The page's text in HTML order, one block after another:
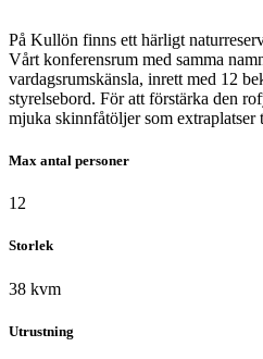
På Kullön finns ett härligt
Vårt konferensrum med samma
vardagsrumskänsla, inrett med 12
styrelsebord. För att förstärka den
mjuka skinnfåtöljer som extraplatser
Max antal personer
12
Storlek
38 kvm
Utrustning